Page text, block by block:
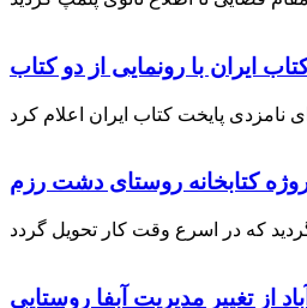
ایران با رونمایی از دو کتاب
کتابخانه روستای دشت رزم
از تغییر مدیریت آبفا روستایی